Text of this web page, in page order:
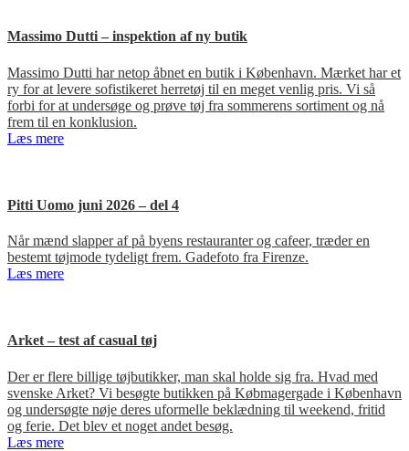
Massimo Dutti – inspektion af ny butik
Massimo Dutti har netop åbnet en butik i København. Mærket har et
ry for at levere sofistikeret herretøj til en meget venlig pris. Vi så
forbi for at undersøge og prøve tøj fra sommerens sortiment og nå
frem til en konklusion.
Læs mere
Pitti Uomo juni 2026 – del 4
Når mænd slapper af på byens restauranter og cafeer, træder en
bestemt tøjmode tydeligt frem. Gadefoto fra Firenze.
Læs mere
Arket – test af casual tøj
Der er flere billige tøjbutikker, man skal holde sig fra. Hvad med
svenske Arket? Vi besøgte butikken på Købmagergade i København
og undersøgte nøje deres uformelle beklædning til weekend, fritid
og ferie. Det blev et noget andet besøg.
Læs mere